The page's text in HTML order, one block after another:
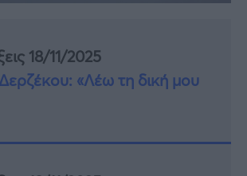
18/11/2025
«Λέω τη δική μου